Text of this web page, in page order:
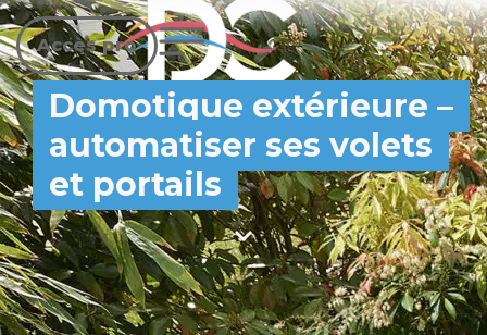
Accès pro
Domotique extérieure –
automatiser ses volets
et portails